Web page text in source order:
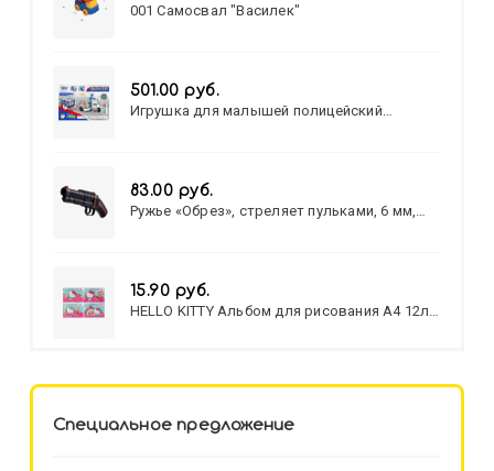
001 Самосвал "Василек"
501.00 руб.
Игрушка для малышей полицейский
83.00 руб.
Ружье «Обрез», стреляет пульками, 6 мм,
15.90 руб.
HELLO KITTY Альбом для рисования А4 12л.
Специальное предложение